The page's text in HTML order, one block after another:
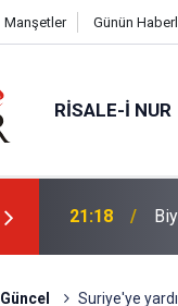
Manşetler Günün
RISALE-I NUR
20:11
Güncel Suriye'ye